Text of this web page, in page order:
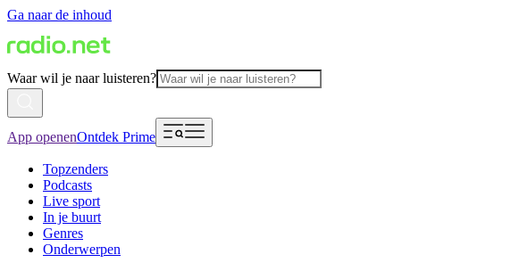
Ga naar de inhoud
Waar wil je naar luisteren?
App openenOntdek Prime
Topzenders
Podcasts
Live sport
In je buurt
Genres
Onderwerpen